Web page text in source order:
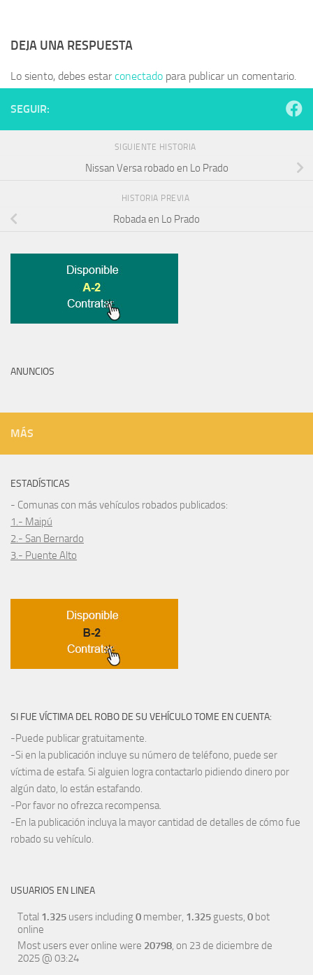
DEJA UNA RESPUESTA
Lo siento, debes estarconectado para publicar un comentario.
SEGUIR:
SIGUIENTE HISTORIA
Nissan Versa robado en Lo Prado
HISTORIA PREVIA
Robada en Lo Prado
ANUNCIOS
MÁS
ESTADÍSTICAS
- Comunas con más vehículos robados publicados:
1.- Maipú
2.- San Bernardo
3.- Puente Alto
SI FUE VÍCTIMA DEL ROBO DE SU VEHÍCULO TOME EN CUENTA:
-Puede publicar gratuitamente.
-Si en la publicación incluye su número de teléfono, puede ser
víctima de estafa. Si alguien logra contactarlo pidiendo dinero por
algún dato, lo están estafando.
-Por favor no ofrezca recompensa.
-En la publicación incluya la mayor cantidad de detalles de cómo fue
robado su vehículo.
USUARIOS EN LINEA
Total 1.325 users including0 member, 1.325 guests, 0 bot
online
Most users ever online were 20798, on 23 de diciembre de
2025 @ 03:24